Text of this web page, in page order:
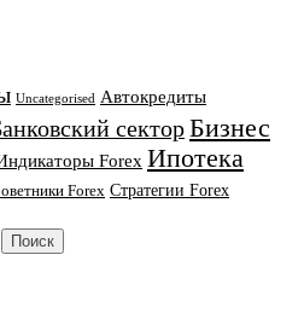
Uncategorised Автокредиты
секторБизнес
Forex Ипотека
Forex Стратегии Forex